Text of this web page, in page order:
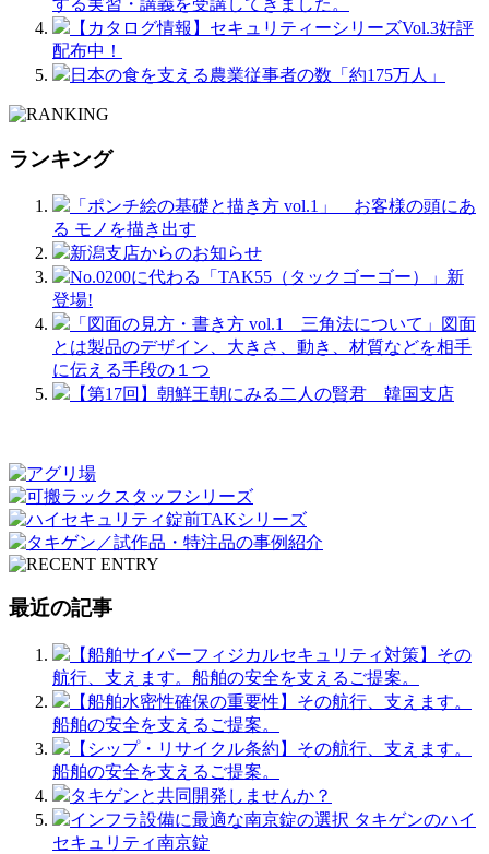
する実習・講義を受講してきました。
【カタログ情報】セキュリティーシリーズVol.3好評
配布中！
日本の食を支える農業従事者の数「約175万人」
ランキング
「ポンチ絵の基礎と描き方 vol.1」 お客様の頭にあ
る モノを描き出す
新潟支店からのお知らせ
No.0200に代わる「TAK55（タックゴーゴー）」新
登場!
「図面の見方・書き方 vol.1 三角法について」図面
とは製品のデザイン、大きさ、動き、材質などを相手
に伝える手段の１つ
【第17回】朝鮮王朝にみる二人の賢君 韓国支店
最近の記事
【船舶サイバーフィジカルセキュリティ対策】その
航行、支えます。船舶の安全を支えるご提案。
【船舶水密性確保の重要性】その航行、支えます。
船舶の安全を支えるご提案。
【シップ・リサイクル条約】その航行、支えます。
船舶の安全を支えるご提案。
タキゲンと共同開発しませんか？
インフラ設備に最適な南京錠の選択 タキゲンのハイ
セキュリティ南京錠